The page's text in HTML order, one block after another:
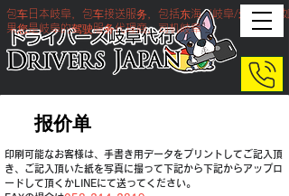
包车日本岐阜，包车接送服务，包括东海（岐阜/爱知）。如
果您是岐阜的驾驶服务代理商，司机岐阜
报价单
​印刷可能なお客様は、手書き用データをプリントしてご記入頂
き、ご記入頂いた紙を写真に撮って下記から下記からアップロ
ードして頂くかLINEにて送ってください。